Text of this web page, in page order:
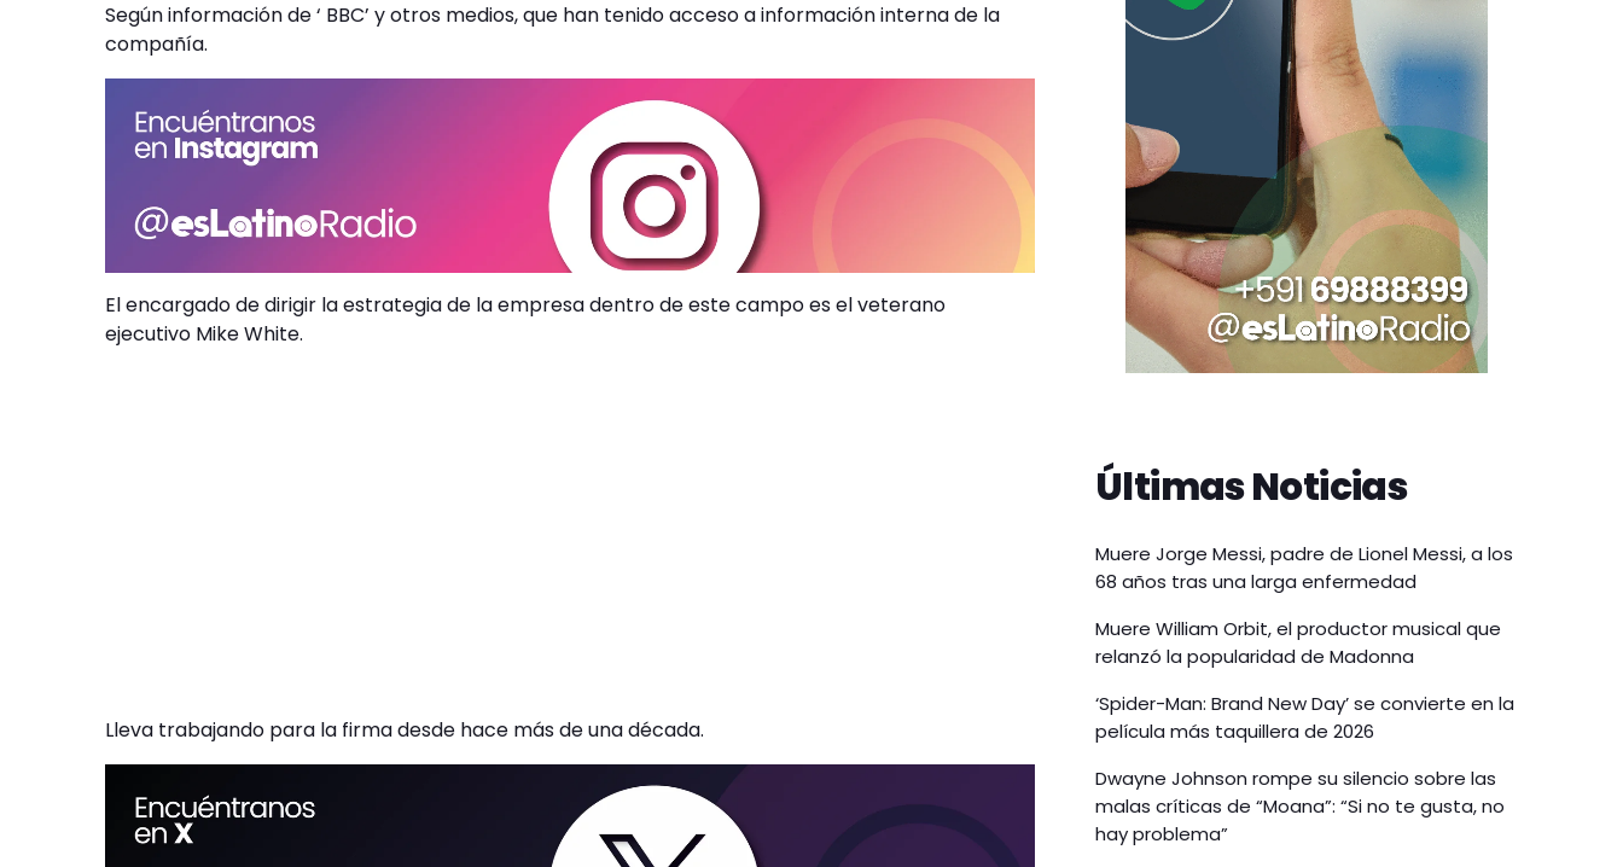
Según información de ‘ BBC’ y otros medios, que han tenido acceso a información interna de la
compañía.
El encargado de dirigir la estrategia de la empresa dentro de este campo es el veterano
ejecutivo Mike White.
Lleva trabajando para la firma desde hace más de una década.
Últimas Noticias
Muere Jorge Messi, padre de Lionel Messi, a los
68 años tras una larga enfermedad
Muere William Orbit, el productor musical que
relanzó la popularidad de Madonna
‘Spider-Man: Brand New Day’ se convierte en la
película más taquillera de 2026
Dwayne Johnson rompe su silencio sobre las
malas críticas de “Moana”: “Si no te gusta, no
hay problema”